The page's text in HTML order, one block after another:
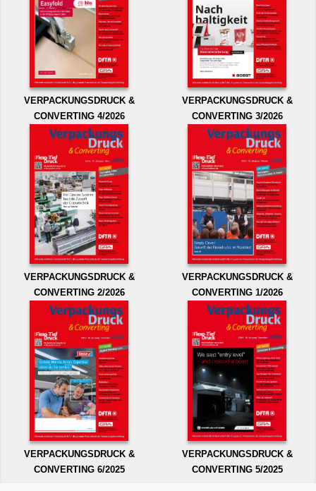
VERPACKUNGSDRUCK &
CONVERTING 4/2026
VERPACKUNGSDRUCK &
CONVERTING 3/2026
VERPACKUNGSDRUCK &
CONVERTING 2/2026
VERPACKUNGSDRUCK &
CONVERTING 1/2026
VERPACKUNGSDRUCK &
CONVERTING 6/2025
VERPACKUNGSDRUCK &
CONVERTING 5/2025